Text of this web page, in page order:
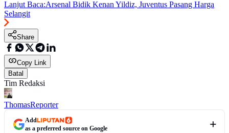
Lanjut Baca:Arsenal Bidik Kenan Yildiz, Juventus Pasang Harga
Selangit
Share
Copy Link
Batal
Tim Redaksi
ThomasReporter
Add
as a preferred source on Google